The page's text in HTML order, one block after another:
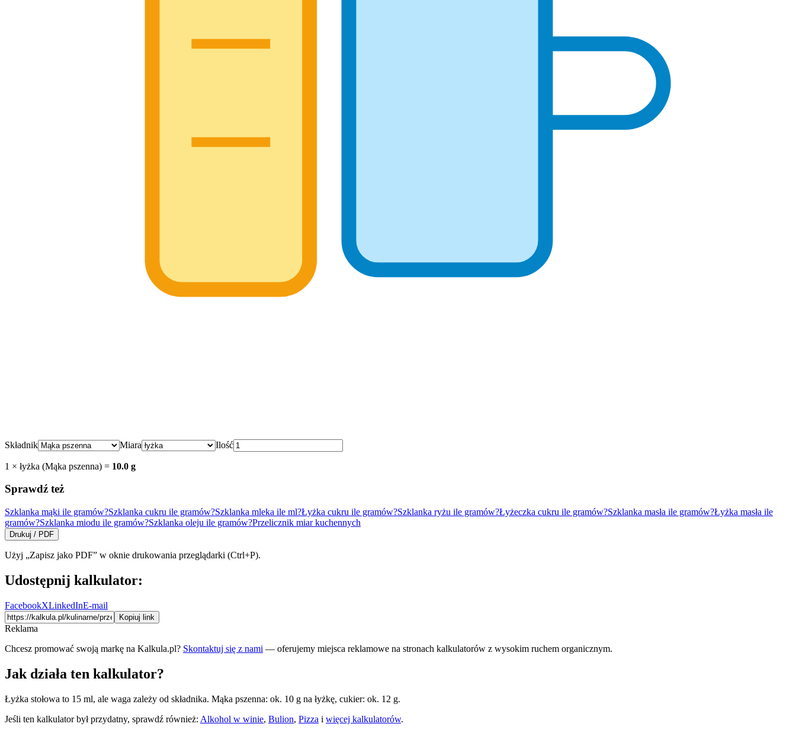
Składnik Miara Ilość
1 × łyżka (Mąka pszenna) = 10.0 g
Sprawdź też
Szklanka mąki ile gramów?Szklanka cukru ile gramów?Szklanka mleka ile ml?Łyżka cukru ile gramów?Szklanka ryżu ile gramów?Łyżeczka cukru ile gramów?Szklanka masła ile gramów?Łyżka masła ile
gramów?Szklanka miodu ile gramów?Szklanka oleju ile gramów?Przelicznik miar kuchennych
Drukuj / PDF
Użyj „Zapisz jako PDF” w oknie drukowania przeglądarki (Ctrl+P).
Udostępnij kalkulator:
FacebookXLinkedInE-mail
Kopiuj link
Reklama
Chcesz promować swoją markę na Kalkula.pl? Skontaktuj się z nami — oferujemy miejsca reklamowe na stronach kalkulatorów z wysokim ruchem organicznym.
Jak działa ten kalkulator?
Łyżka stołowa to 15 ml, ale waga zależy od składnika. Mąka pszenna: ok. 10 g na łyżkę, cukier: ok. 12 g.
Jeśli ten kalkulator był przydatny, sprawdź również: Alkohol w winie, Bulion, Pizza i więcej kalkulatorów.